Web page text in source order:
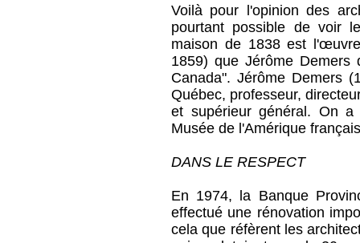
Voilà pour l'opinion des
pourtant possible de voir
maison de 1838 est
1859) que Jérôme Demers
Canada". Jérôme Demers
Québec, professeur,
et supérieur général. On
Musée de l'Amérique
DANS LE RESPECT
En 1974, la Banque
effectué une rénovation
cela que réfèrent les